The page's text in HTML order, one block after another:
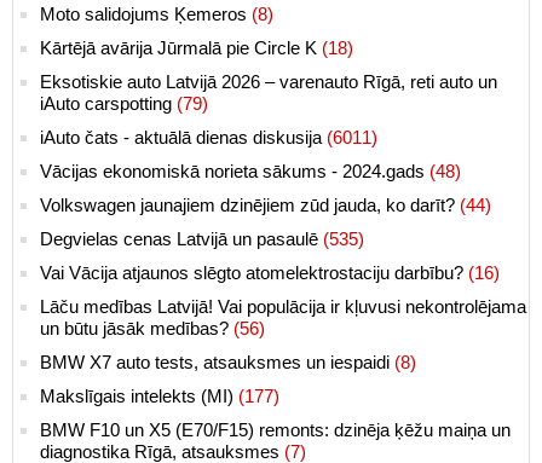
Moto salidojums Ķemeros (8)
Kārtējā avārija Jūrmalā pie Circle K (18)
Eksotiskie auto Latvijā 2026 – varenauto Rīgā, reti auto un
iAuto carspotting (79)
iAuto čats - aktuālā dienas diskusija (6011)
Vācijas ekonomiskā norieta sākums - 2024.gads (48)
Volkswagen jaunajiem dzinējiem zūd jauda, ko darīt? (44)
Degvielas cenas Latvijā un pasaulē (535)
Vai Vācija atjaunos slēgto atomelektrostaciju darbību? (16)
Lāču medības Latvijā! Vai populācija ir kļuvusi nekontrolējama
un būtu jāsāk medības? (56)
BMW X7 auto tests, atsauksmes un iespaidi (8)
Makslīgais intelekts (MI) (177)
BMW F10 un X5 (E70/F15) remonts: dzinēja ķēžu maiņa un
diagnostika Rīgā, atsauksmes (7)